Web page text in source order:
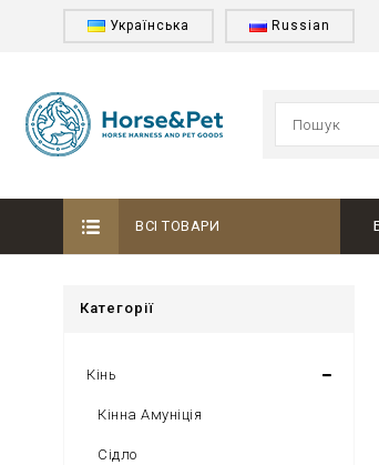
Українська Russian
ВСІ ТОВАРИ
Категорії
Кінь
Кінна Амуніція
Сідло